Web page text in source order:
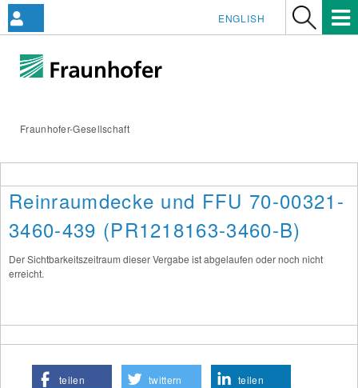
Fraunhofer-Gesellschaft
ENGLISH
Reinraumdecke und FFU 70-00321-
3460-439 (PR1218163-3460-B)
Der Sichtbarkeitszeitraum dieser Vergabe ist abgelaufen oder noch nicht
erreicht.
teilen twittern teilen